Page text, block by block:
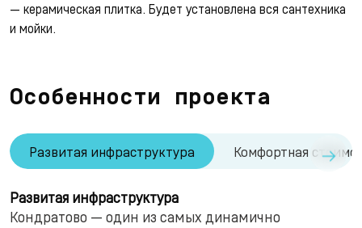
— керамическая плитка. Будет установлена вся сантехника
и мойки.
Особенности проекта
Развитая инфраструктура Комфортная →
Развитая инфраструктура
Кондратово — один из самых динамично